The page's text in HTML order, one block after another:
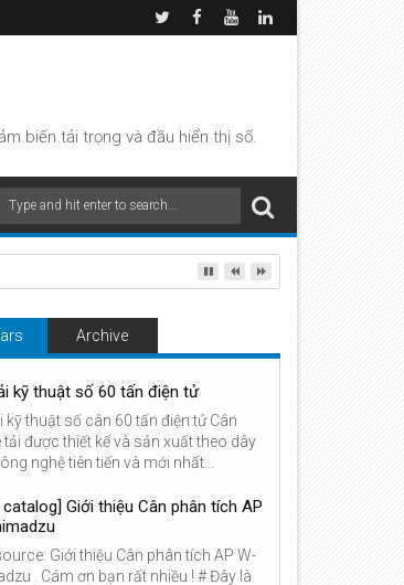
biến tải trọng và đầu hiển thị số.
Archive
kỹ thuật số 60 tấn điện tử
kỹ thuật số cân 60 tấn điện tử Cân
tải được thiết kế và sản xuất theo dây
nghệ tiên tiến và mới nhất...
Giới thiệu Cân phân tích AP
Giới thiệu Cân phân tích AP W-
. Cám ơn bạn rất nhiều ! # Đây là